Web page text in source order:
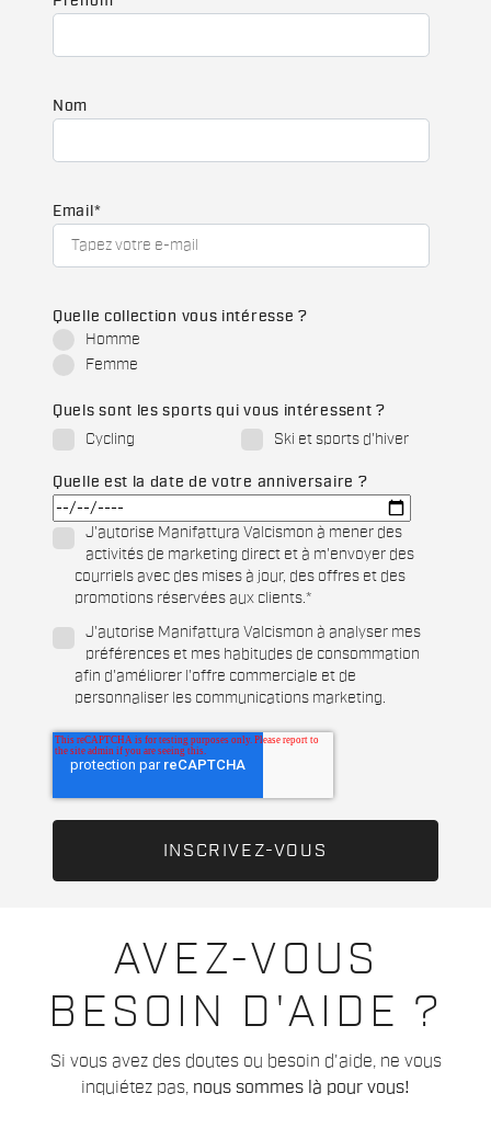
AVEZ-VOUS
BESOIN D'AIDE ?
Si vous avez des doutes ou besoin d'aide, ne vous
inquiétez pas, nous sommes là pour vous!
Nom
Email *
Quelle collection vous intéresse ?
Homme
Femme
Quels sont les sports qui vous intéressent ?
Cycling
Ski et sports d'hiver
Quelle est la date de votre anniversaire ?
J'autorise Manifattura Valcismon à mener des
activités de marketing direct et à m'envoyer des
courriels avec des mises à jour, des offres et des
promotions réservées aux clients.*
J'autorise Manifattura Valcismon à analyser mes
préférences et mes habitudes de consommation
afin d'améliorer l'offre commerciale et de
personnaliser les communications marketing.